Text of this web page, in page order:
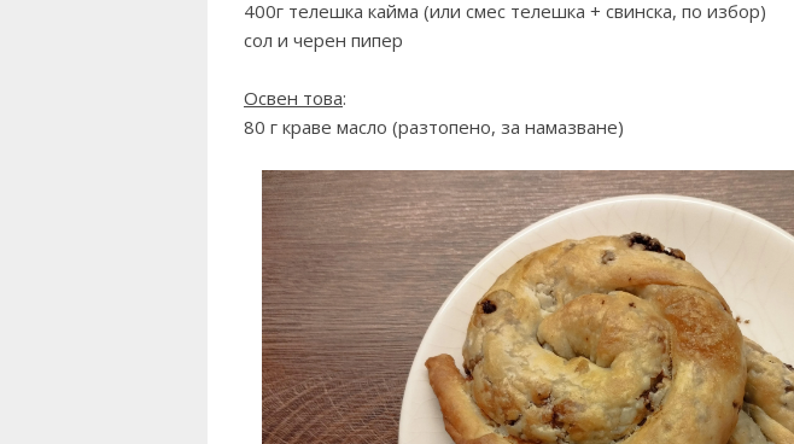
400г телешка кайма (или смес телешка + свинска, по избор)
сол и черен пипер
Освен това:
80 г краве масло (разтопено, за намазване)